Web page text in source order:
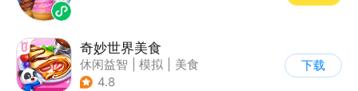
奇妙世界美食
休闲益智 模拟
美食
| 宝宝巴士
4.8
下载